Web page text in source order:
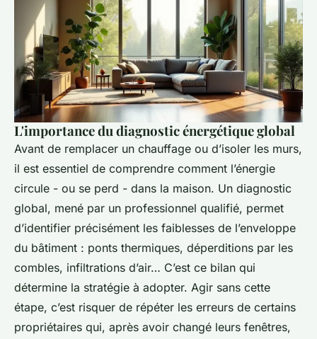
L'importance du diagnostic énergétique global
Avant de remplacer un chauffage ou d’isoler les murs,
il est essentiel de comprendre comment l’énergie
circule - ou se perd - dans la maison. Un diagnostic
global, mené par un professionnel qualifié, permet
d’identifier précisément les faiblesses de l’enveloppe
du bâtiment : ponts thermiques, déperditions par les
combles, infiltrations d’air… C’est ce bilan qui
détermine la stratégie à adopter. Agir sans cette
étape, c’est risquer de répéter les erreurs de certains
propriétaires qui, après avoir changé leurs fenêtres,